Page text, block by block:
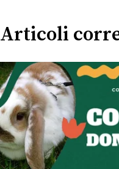
Articoli